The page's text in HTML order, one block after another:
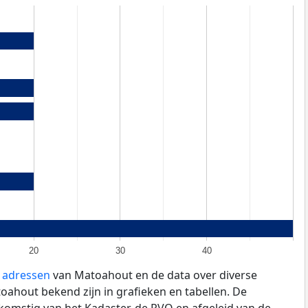
20 30 40
van Matoahout en de data over diverse
bekend zijn in grafieken en tabellen. De